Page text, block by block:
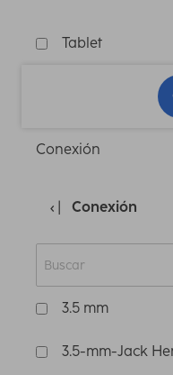
Tablet
Conexión
Conexión
3.5 mm
3.5-mm-Jack